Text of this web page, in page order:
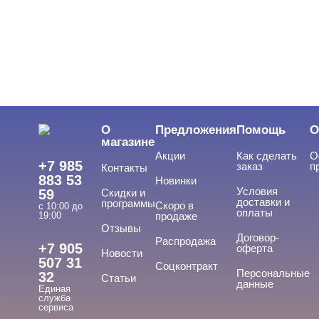
Cвернуть
3д
+7 985
883 53
59
с 10:00 до
19:00
+7 905
507 31
32
Единая
служба
сервиса
О
магазине
Контакты
Скидки и
программы
Отзывы
Новости
Статьи
Предложения
Акции
Новинки
Скоро в
продаже
Распродажа
Соцконтракт
Помощь
Как сделать
заказ
Условия
доставки и
оплаты
Договор-
оферта
Персональные
данные